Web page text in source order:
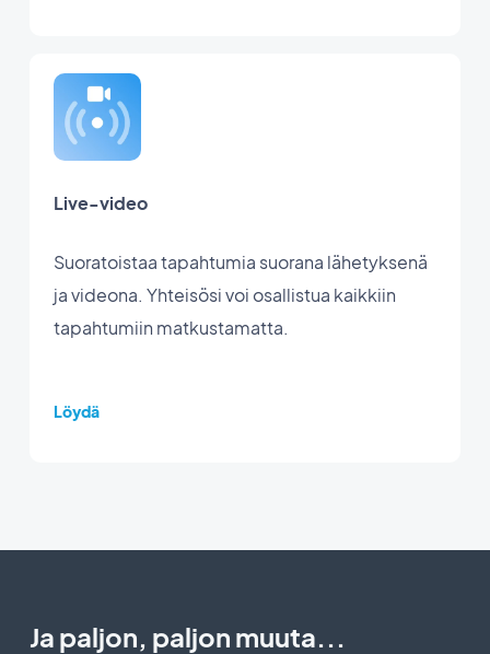
Live-video
Suoratoistaa tapahtumia suorana lähetyksenä
ja videona. Yhteisösi voi osallistua kaikkiin
tapahtumiin matkustamatta.
Löydä
Ja paljon, paljon muuta...